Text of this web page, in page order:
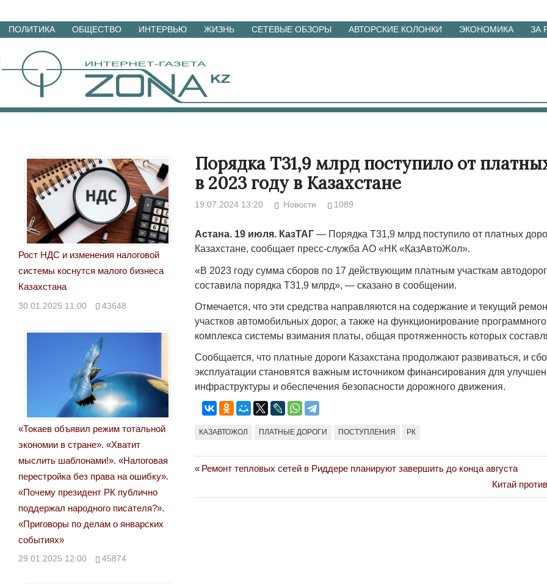
Перейти
материалам
ПОЛИТИКА ОБЩЕСТВО ИНТЕРВЬЮ ЖИЗНЬ СЕТЕВЫЕ ОБЗОРЫ АВТОРСКИЕ КОЛОНКИ ЭКОНОМИКА ЗА
Порядка Т31,9 млрд поступило от
в 2023 году в Казахстане
19.07.2024 13:20 Новости 1089
Астана. 19 июля. КазТАГ — Порядка Т31,9 млрд поступило от платных
Казахстане, сообщает пресс-служба АО «НК «КазАвтоЖол».
«В 2023 году сумма сборов по 17 действующим платным участкам автодорог
составила порядка Т31,9 млрд», — сказано в сообщении.
Отмечается, что эти средства направляются на содержание и текущий
участков автомобильных дорог, а также на функционирование
комплекса системы взимания платы, общая протяженность которых
Сообщается, что платные дороги Казахстана продолжают развиваться, и
эксплуатации становятся важным источником финансирования для
инфраструктуры и обеспечения безопасности дорожного движения.
КАЗАВТОЖОЛ ПЛАТНЫЕ ДОРОГИ ПОСТУПЛЕНИЯ РК
Навигация
по
Previous
Ремонт тепловых сетей в Риддере планируют завершить до конца августа
Next
Post:
Китай
Рост НДС и изменения налоговой
системы коснутся малого бизнеса
Казахстана
30.01.2025 11:00 43648
«Токаев объявил режим тотальной
экономии в стране». «Хватит
мыслить шаблонами!». «Налоговая
перестройка без права на ошибку».
«Почему президент РК публично
поддержал народного писателя?».
«Приговоры по делам о январских
событиях»
29.01.2025 12:00 45874
Народ выбрал свет